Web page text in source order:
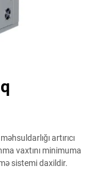
artırıcı
vaxtını minimuma
sistemi daxildir.